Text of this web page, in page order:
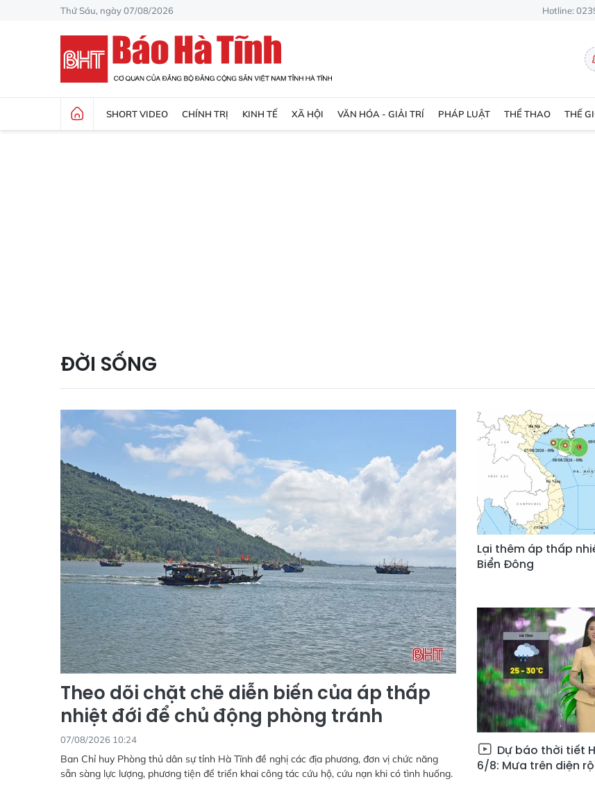
Thứ Sáu, ngày 07/08/2026 Hotline:
SHORT VIDEO CHÍNH TRỊ KINH TẾ XÃ HỘI VĂN HÓA - GIẢI TRÍ PHÁP LUẬT THỂ THAO THẾ
ĐỜI SỐNG
Theo dõi chặt chẽ diễn biến của áp thấp
nhiệt đới để chủ động phòng tránh
07/08/2026 10:24
Ban Chỉ huy Phòng thủ dân sự tỉnh Hà Tĩnh đề nghị các địa phương, đơn vị chức năng
sẵn sàng lực lượng, phương tiện để triển khai công tác cứu hộ, cứu nạn khi có tình huống.
Lại thêm áp thấp
Biển Đông
Dự báo thời tiết
6/8: Mưa trên diện